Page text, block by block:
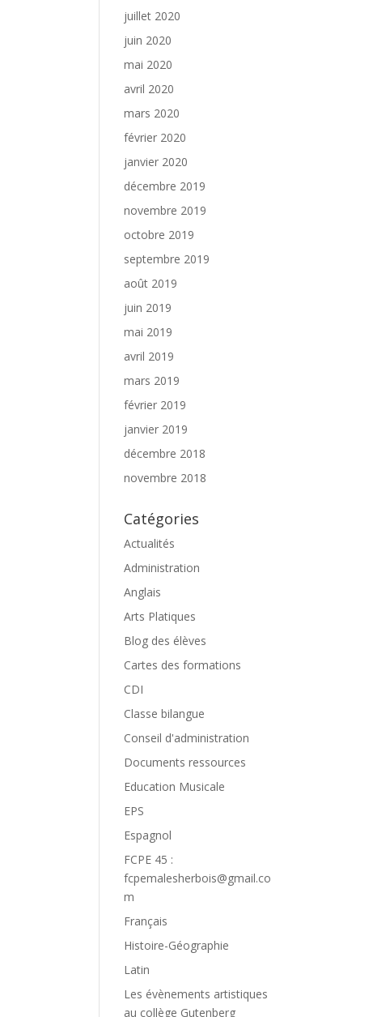
juillet 2020
juin 2020
mai 2020
avril 2020
mars 2020
février 2020
janvier 2020
décembre 2019
novembre 2019
octobre 2019
septembre 2019
août 2019
juin 2019
mai 2019
avril 2019
mars 2019
février 2019
janvier 2019
décembre 2018
novembre 2018
Catégories
Actualités
Administration
Anglais
Arts Platiques
Blog des élèves
Cartes des formations
CDI
Classe bilangue
Conseil d'administration
Documents ressources
Education Musicale
EPS
Espagnol
FCPE 45 :
fcpemalesherbois@gmail.co
m
Français
Histoire-Géographie
Latin
Les évènements artistiques
au collège Gutenberg